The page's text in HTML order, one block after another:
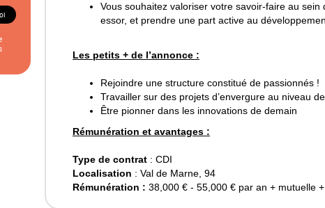
Vous souhaitez valoriser votre savoir-faire au sein
essor, et prendre une part active au
Les petits + de l’annonce :
Rejoindre une structure constitué de passionnés !
Travailler sur des projets d’envergure au niveau
Être pionner dans les innovations de demain
Rémunération et avantages :
Type de contrat : CDI
Localisation : Val de Marne, 94
Rémunération : 38,000 € - 55,000 € par an + mutuelle